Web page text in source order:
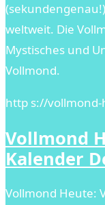
weltweit. Die
Mystisches und
Vollmond.
http s://
Vollmond
Kalender
Vollmond Heute: